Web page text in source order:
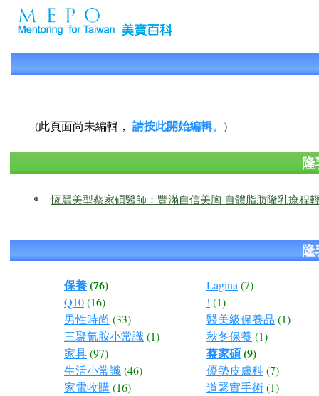
(此頁面尚未編輯， 請按此開始編輯。 )
恆麗美型蔡家碩醫師：豐滿自信美胸 自體脂肪隆乳療程
隆
保養(76)
Q10(16)
男性時尚 (33)
三聚氰胺小常識(1)
家具(97)
生活小常識(46)
家電收購(16)
Lagina(7)
! (1)
醫美級保養品 (1)
秋冬保養 (1)
蔡家碩(9)
優勢皮膚科(7)
道緊實手術(1)